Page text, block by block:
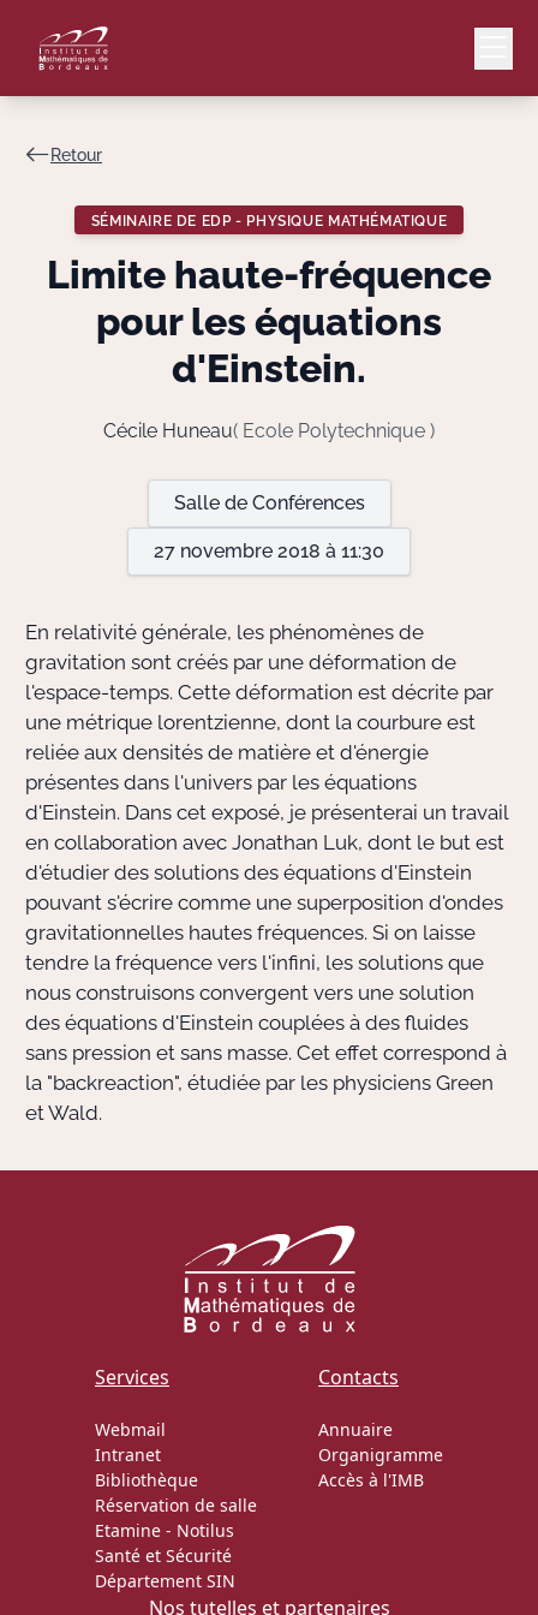
Lang
Valorisation
Doctorant·e·s
Bibliothèque
Informatique
Retour
SÉMINAIRE DE EDP - PHYSIQUE MATHÉMATIQUE
Limite haute-fréquence
pour les équations
d'Einstein.
Cécile Huneau( Ecole Polytechnique )
Salle de Conférences
27 novembre 2018 à 11:30
En relativité générale, les phénomènes de
gravitation sont créés par une déformation de
l'espace-temps. Cette déformation est décrite par
une métrique lorentzienne, dont la courbure est
reliée aux densités de matière et d'énergie
présentes dans l'univers par les équations
d'Einstein. Dans cet exposé, je présenterai un travail
en collaboration avec Jonathan Luk, dont le but est
d'étudier des solutions des équations d'Einstein
pouvant s'écrire comme une superposition d'ondes
gravitationnelles hautes fréquences. Si on laisse
tendre la fréquence vers l'infini, les solutions que
nous construisons convergent vers une solution
des équations d'Einstein couplées à des fluides
sans pression et sans masse. Cet effet correspond à
la "backreaction", étudiée par les physiciens Green
et Wald.
Services
Webmail
Intranet
Bibliothèque
Réservation de salle
Etamine - Notilus
Santé et Sécurité
Département SIN
Contacts
Annuaire
Organigramme
Accès à l'IMB
Nos tutelles et partenaires